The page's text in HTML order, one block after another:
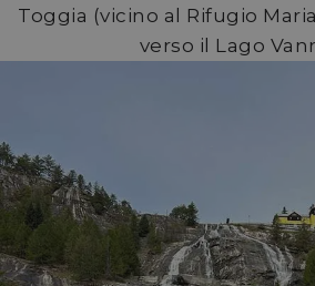
Toggia (vicino al Rifugio
verso il Lago